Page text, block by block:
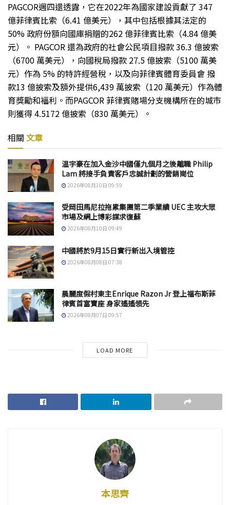
PAGCOR週四還透露，它在2022年為國家建設貢獻了 347
億菲律賓比索（6.41 億美元），其中包括根據其法定的
50% 政府份額向國庫捐贈的262 億菲律賓比索（4.84 億美
元）。 PAGCOR 還為政府的社會公民項目撥款 36.3 億披索
（6700 萬美元），向國稅局撥款 27.5 億披索（5100 萬美
元）作為 5% 的特許經營稅，以及向菲律賓體育委員會 撥
款13 億披索及額外提供6,439 萬披索（120 萬美元）作為體
育獎勵和福利。而PAGCOR 菲律賓賭場分支機構所在的城市
則獲得 4.5172 億披索（830 萬美元）。
相關 文章
温宇豪在加入金沙中國僅九個月之後離職 Philip
Lam 將接手負責客戶忠誠計劃的營銷崗位
2026年08月10日 09:59
受岡田馬尼拉拖累集團第二季業績 UEC 主攻大眾
市場及網上博彩謀求復蘇
2026年08月10日 09:49
中國將於9月15日實行新出入境管控
2026年08月08日 07:38
晨麗度假村東主Enrique Razon Jr 登上福布斯菲
律賓首富寶座 身家遙遙領先
2026年08月07日 09:57
LOAD MORE
本思齊